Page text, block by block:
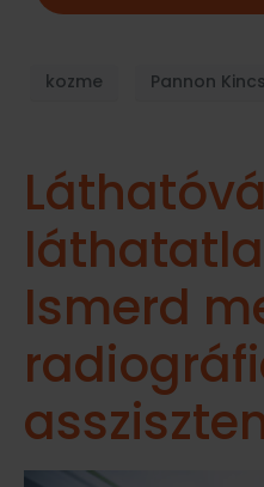
kozme Pannon
Ismerd